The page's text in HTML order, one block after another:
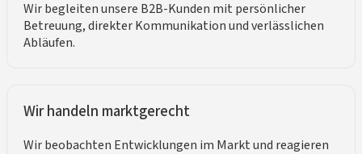
Wir begleiten unsere B2B-Kunden mit persönlicher
Betreuung, direkter Kommunikation und verlässlichen
Abläufen.
Wir handeln marktgerecht
Wir beobachten Entwicklungen im Markt und reagieren